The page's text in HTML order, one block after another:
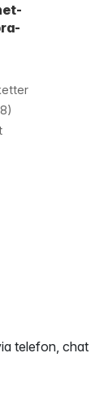
telefon, chat